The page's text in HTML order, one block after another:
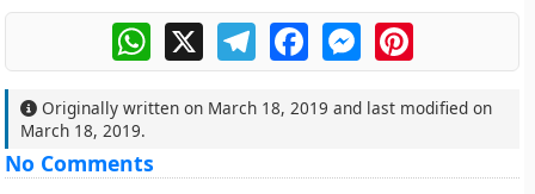
WhatsApp
X TelegramFacebookMessengerPinterest
Originally written on March 18, 2019 and last modified on
March 18, 2019.
No Comments